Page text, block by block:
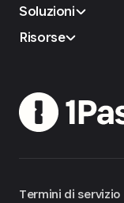
Soluzioni
Risorse
Termini di servizio